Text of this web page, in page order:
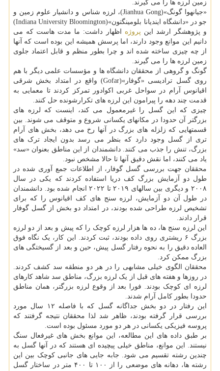
زمین لرزه ها را می گیرند.
«جیانهوا گونگ»(Jianhua Gong)، لرزه شناس و دانشیار علوم زمین و
جو در «دانشگاه ایندیانا بلومینگتون»(Indiana University Bloomington)
و پژوهشگر ارشد این پروژه اظهار داشت: ما مدت هاست که می
دانیم این موانع وجود دارند، اما پرسش همیشه این بوده است که آنها
از چه چیزی ساخته شده اند و چرا بطور منظم و قابل اعتماد جلوی
زمین لرزه ها را می گیرند.
گونگ و گروهی از محققان دانشگاه ها و مؤسسات علمی دیگر با هم
روی گسل ترادیسی «گوفار»(Gofar) واقع در امتداد بخش شرقی
اقیانوس آرام در سواحل غربی اکوادور تمرکز کردند تا معمایی به
قدمت چند دهه را پیرامون این لرزه های تکرارشونده حل کنند.
چیزی که این گسل را غیرمعمول می کند، اینست که لرزه های
بزرگتر آن حدودا در مکانهای یکسانی شروع و متوقف می شوند. بین
قسمتهایی که زلزله های بزرگ در آنها رخ می دهد، بخش های آرام
تری از گسل وجود دارد که بنظر می رسد بدون ایجاد ترک های
بزرگ، تنش را جذب می کنند. دانشمندان از این مناطق بعنوان «سد»
یاد می کنند، اما نقش دقیق آنها تا حالا مشخص نبود.
محققان جهت بررسی گسل گوفار، از اطلاعات جمع آوری شده در
طول دو آزمایش بزرگ کف دریا استفاده کردند که یکی در سال
۲۰۰۸ و دیگری بین سالهای ۲۰۱۹ تا ۲۰۲۲ انجام شده بود. دانشمندان
در طول آن دو آزمایش، لرزه سنج های کف اقیانوس را که برای
تشخیص لرزه طراحی شده بودند، در امتداد دو بخش از گسل گوفار
قرار دادند.
این لرزه سنج ها، ده ها هزار لرزه کوچک را که پیش و بعد از دو لرزه
بزرگ ۶ ریشتری روی داده بودند، ثبت کردند. این کار، یک نگاه فوق
العاده دقیق را به نحوه رفتار گسل پیش، حین و بعد از گسیختگی های
بزرگ ممکن کرد.
محققان الگوی خیلی مشابهی را در هر دو منطقه سد کشف کردند.
در روزها و هفته های قبل از یک لرزه بزرگ، مناطق سد شاهد کارهای
لرزه ای کوچک بودند. فورا بعد از وقوع لرزه بزرگتر، همان مناطق
حدودا بطور کامل آرام شدند.
این رفتار در دو بخش جداگانه گسل که با فاصله ۱۲ سال مورد
بررسی قرار گرفته بودند، ظاهر شد لذا محققان نتیجه گرفتند که
پروسه فیزیکی یکسانی در هر دو مورد مسئول بوده است.
بر طبق داده های این مطالعه، این موانع بخش های غیرفعال سنگ
نیستند. این موانع، مناطق خیلی پیچیده ای هستند که در آنها گسل به
چندین رشته تقسیم می شود. جابه جایی های جانبی کوچک بین این
رشته ها، دهانه های موضعی را از ۱۰۰ تا ۴۰۰ متر در ساختار گسل